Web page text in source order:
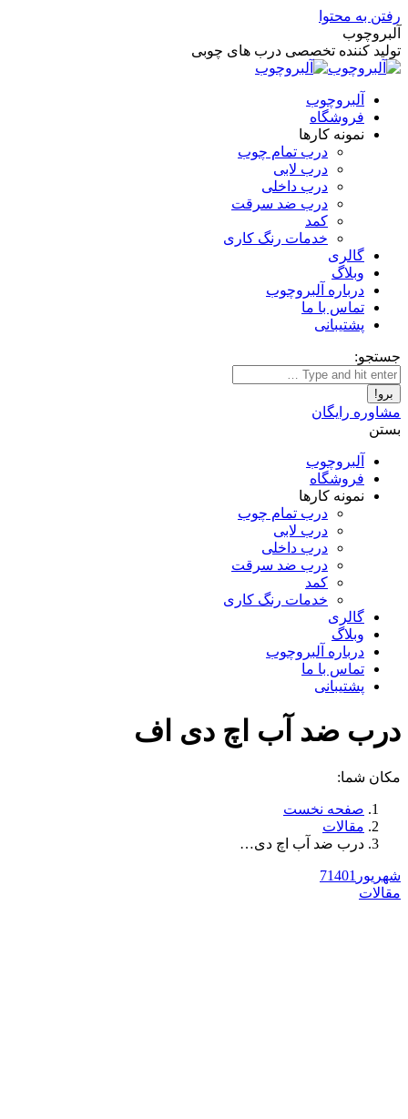
رفتن به محتوا
آلبروچوب
تولید کننده تخصصی درب های چوبی
آلبروچوب
فروشگاه
نمونه کارها
درب تمام چوب
درب لابی
درب داخلی
درب ضد سرقت
کمد
خدمات رنگ کاری
گالری
وبلاگ
درباره آلبروچوب
تماس با ما
پشتیبانی
جستجو:
مشاوره رایگان
بستن
آلبروچوب
فروشگاه
نمونه کارها
درب تمام چوب
درب لابی
درب داخلی
درب ضد سرقت
کمد
خدمات رنگ کاری
گالری
وبلاگ
درباره آلبروچوب
تماس با ما
پشتیبانی
درب ضد آب اچ دی اف
مکان شما:
صفحه نخست
مقالات
درب ضد آب اچ دی…
شهریور 71401
مقالات